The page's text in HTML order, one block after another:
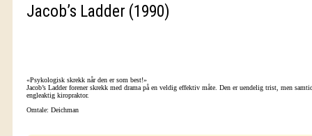
Jacob’s Ladder (1990)
«Psykologisk skrekk når den er som best!»
Jacob’s Ladder forener skrekk med drama på en veldig effektiv måte. Den er uendelig trist, men
engleaktig kiropraktor.
Omtale: Deichman